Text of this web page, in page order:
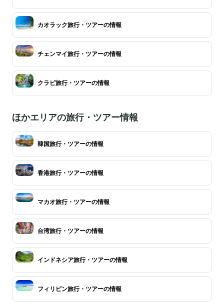
カオラック旅行・ツアーの情報
チェンマイ旅行・ツアーの情報
クラビ旅行・ツアーの情報
ほかエリアの旅行・ツアー情報
韓国旅行・ツアーの情報
香港旅行・ツアーの情報
マカオ旅行・ツアーの情報
台湾旅行・ツアーの情報
インドネシア旅行・ツアーの情報
フィリピン旅行・ツアーの情報